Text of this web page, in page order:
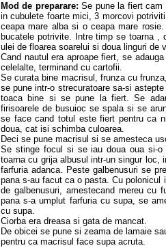
Mod de preparare:Se pune la fiert
in cubulete foarte mici, 3 morcovi
ceapa mare alba si o ceapa mare
bucatele potrivite. Intre timp se toarna ,
ulei de floarea soarelui si doua linguri de
Cand nautul era aproape fiert, se
celelalte, terminand cu cartofii.
Se curata bine macrisul, frunza cu
se pune intr-o strecuratoare sa-si
toaca bine si se pune la fiert. Se
firisoarele de busuioc se spala si se
se face cand totul este fiert pentru ca
doua, cat isi schimba culoarea.
Deci se pune macrisul si se amesteca
Se stinge focul si se iau doua oua si-
toarna cu grija albusul intr-un singur loc,
farfuria adanca. Peste galbenusuri se
pana s-au facut ca o pasta. Cu
de galbenusuri, amestecand mereu cu
pana s-a umplut farfuria cu supa, se
cu supa.
Ciorba era dreasa si gata de mancat.
De obicei se pune si zeama de lamaie
pentru ca macrisul face supa acruta.